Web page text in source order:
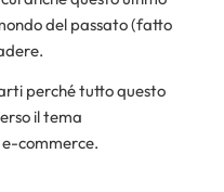
del passato (fatto
perché tutto questo
il tema
commerce.